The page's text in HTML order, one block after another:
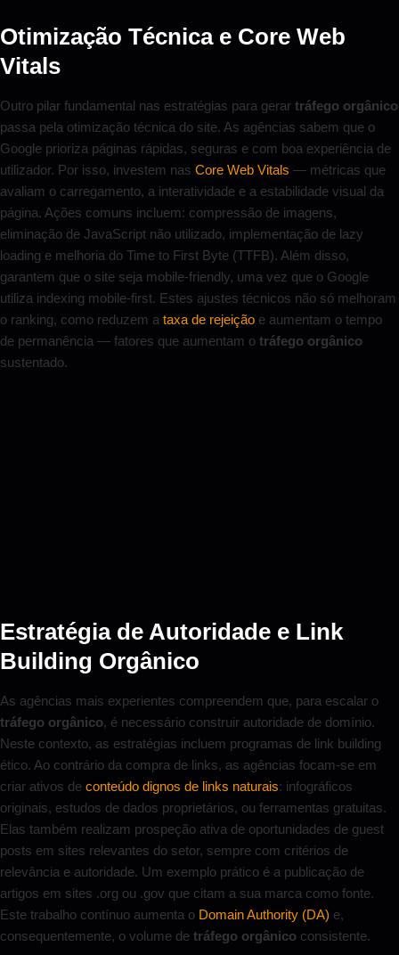
Otimização Técnica e Core Web
Vitals
Outro pilar fundamental nas estratégias para gerar tráfego orgânico
passa pela otimização técnica do site. As agências sabem que o
Google prioriza páginas rápidas, seguras e com boa experiência de
utilizador. Por isso, investem nas Core Web Vitals — métricas que
avaliam o carregamento, a interatividade e a estabilidade visual da
página. Ações comuns incluem: compressão de imagens,
eliminação de JavaScript não utilizado, implementação de lazy
loading e melhoria do Time to First Byte (TTFB). Além disso,
garantem que o site seja mobile-friendly, uma vez que o Google
utiliza indexing mobile-first. Estes ajustes técnicos não só melhoram
o ranking, como reduzem a taxa de rejeição e aumentam o tempo
de permanência — fatores que aumentam o tráfego orgânico
sustentado.
Estratégia de Autoridade e Link
Building Orgânico
As agências mais experientes compreendem que, para escalar o
tráfego orgânico, é necessário construir autoridade de domínio.
Neste contexto, as estratégias incluem programas de link building
ético. Ao contrário da compra de links, as agências focam-se em
criar ativos de conteúdo dignos de links naturais: infográficos
originais, estudos de dados proprietários, ou ferramentas gratuitas.
Elas também realizam prospeção ativa de oportunidades de guest
posts em sites relevantes do setor, sempre com critérios de
relevância e autoridade. Um exemplo prático é a publicação de
artigos em sites .org ou .gov que citam a sua marca como fonte.
Este trabalho contínuo aumenta o Domain Authority (DA) e,
consequentemente, o volume de tráfego orgânico consistente.